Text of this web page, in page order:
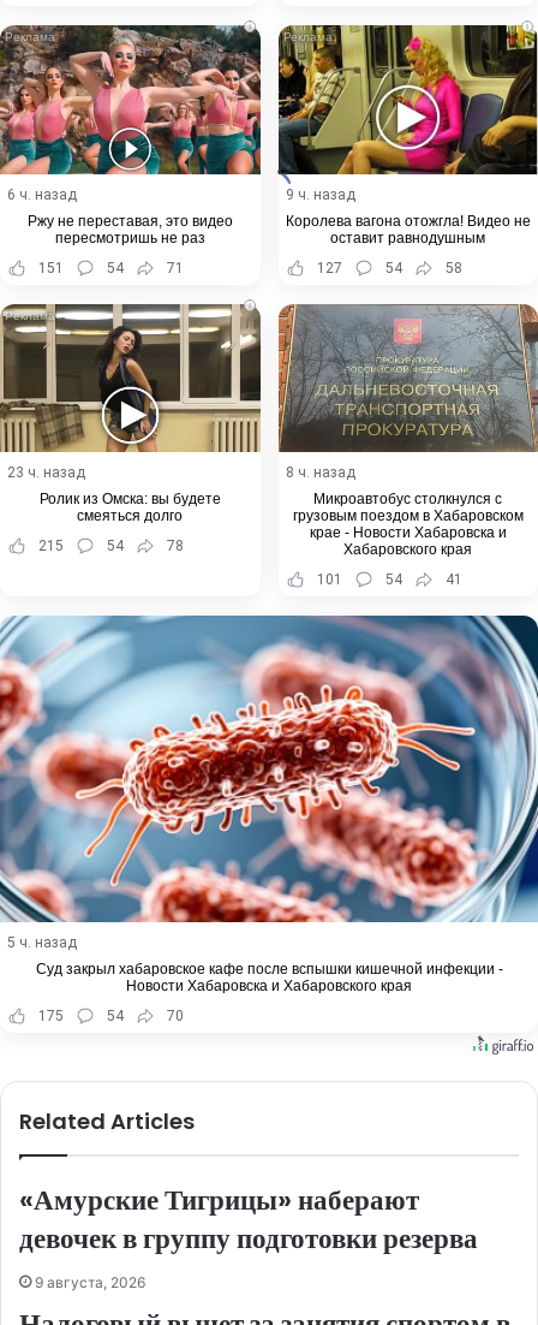
i
6 ч. назад
Ржу не переставая, это видео
пересмотришь не раз
151
54 71
i
9 ч. назад
Королева вагона отожгла! Видео не
оставит равнодушным
127
54 58
i
23 ч. назад
Ролик из Омска: вы будете
смеяться долго
215
54 78
8 ч. назад
Микроавтобус столкнулся с
грузовым поездом в Хабаровском
крае - Новости Хабаровска и
Хабаровского края
101
54 41
5 ч. назад
Суд закрыл хабаровское кафе после вспышки кишечной инфекции -
Новости Хабаровска и Хабаровского края
175
54 70
Related Articles
«Амурские Тигрицы» наберают
девочек в группу подготовки резерва
9 августа, 2026